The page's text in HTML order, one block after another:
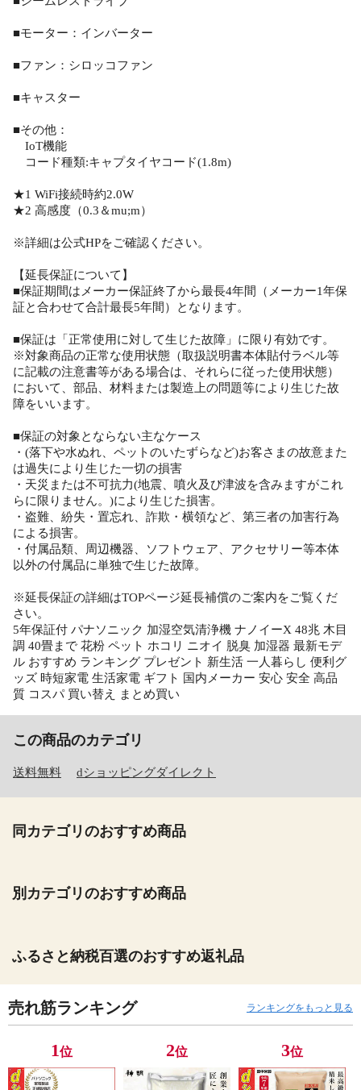
■モーター：インバーター
■ファン：シロッコファン
■キャスター
■その他：
IoT機能
コード種類:キャプタイヤコード(1.8m)
★1 WiFi接続時約2.0W
★2 高感度（0.3＆mu;m）
※詳細は公式HPをご確認ください。
【延長保証について】
■保証期間はメーカー保証終了から最長4年間（メーカー1年保
証と合わせて合計最長5年間）となります。
■保証は「正常使用に対して生じた故障」に限り有効です。
※対象商品の正常な使用状態（取扱説明書本体貼付ラベル等
に記載の注意書等がある場合は、それらに従った使用状態）
において、部品、材料または製造上の問題等により生じた故
障をいいます。
■保証の対象とならない主なケース
・(落下や水ぬれ、ペットのいたずらなど)お客さまの故意また
は過失により生じた一切の損害
・天災または不可抗力(地震、噴火及び津波を含みますがこれ
らに限りません。)により生じた損害。
・盗難、紛失・置忘れ、詐欺・横領など、第三者の加害行為
による損害。
・付属品類、周辺機器、ソフトウェア、アクセサリー等本体
以外の付属品に単独で生じた故障。
※延長保証の詳細はTOPページ延長補償のご案内をご覧くだ
さい。
5年保証付 パナソニック 加湿空気清浄機 ナノイーX 48兆 木目
調 40畳まで 花粉 ペット ホコリ ニオイ 脱臭 加湿器 最新モデ
ル おすすめ ランキング プレゼント 新生活 一人暮らし 便利グ
ッズ 時短家電 生活家電 ギフト 国内メーカー 安心 安全 高品
質 コスパ 買い替え まとめ買い
この商品のカテゴリ
送料無料 dショッピングダイレクト
同カテゴリのおすすめ商品
別カテゴリのおすすめ商品
ふるさと納税百選のおすすめ返礼品
売れ筋ランキング ランキングをもっと見る
1位 2位 3位